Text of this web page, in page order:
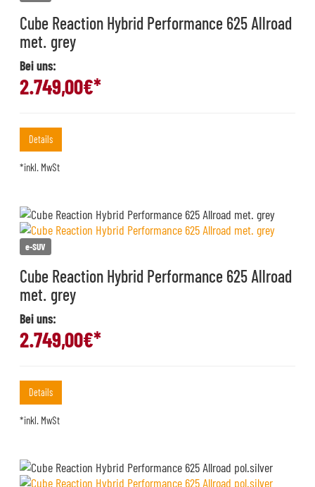
Cube Reaction Hybrid Performance 625 Allroad
met. grey
Bei uns:
2.749,00€*
Details
*inkl. MwSt
e-SUV
Cube Reaction Hybrid Performance 625 Allroad
met. grey
Bei uns:
2.749,00€*
Details
*inkl. MwSt